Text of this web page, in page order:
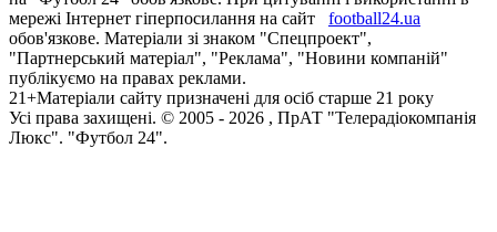
мережі Інтернет гіперпосилання на сайт
football24.ua
обов'язкове. Матеріали зі знаком "Спецпроект",
"Партнерський матеріал", "Реклама", "Новини компаній"
публікуємо на правах реклами.
21+Матеріали сайту призначені для осіб старше 21 року
Усi права захищенi. © 2005 - 2026 , ПрАТ "Телерадіокомпанія
Люкс". "Футбол 24".